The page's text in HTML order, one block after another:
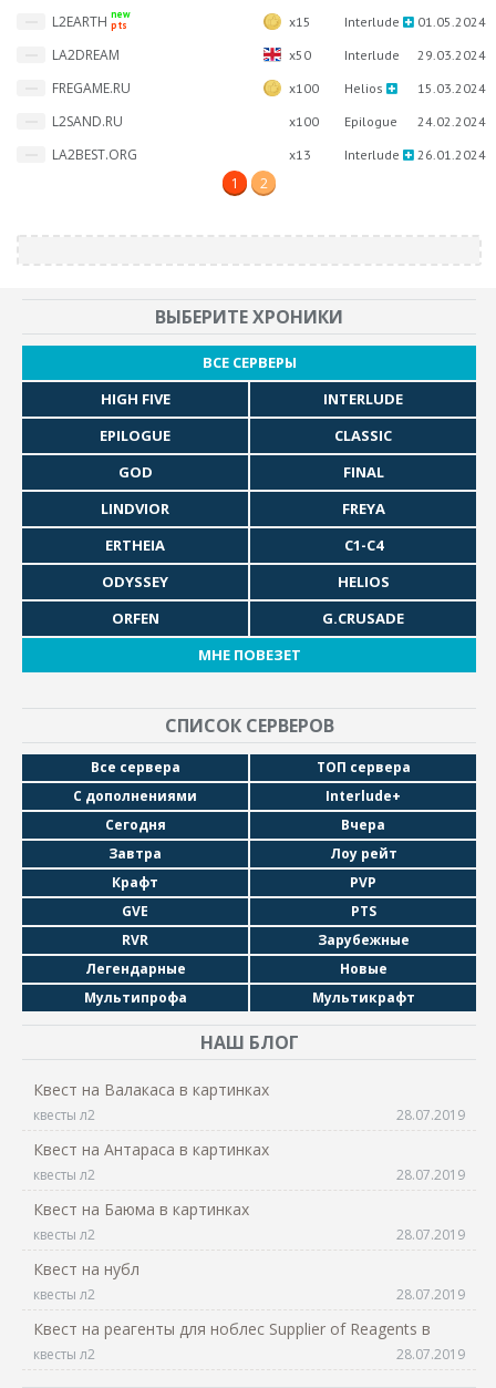
L2EARTH new
pts
x15 Interlude 01.05.2024
LA2DREAM x50 Interlude 29.03.2024
FREGAME.RU x100 Helios 15.03.2024
L2SAND.RU x100 Epilogue 24.02.2024
LA2BEST.ORG x13 Interlude 26.01.2024
1 2
ВЫБЕРИТЕ ХРОНИКИ
ВСЕ СЕРВЕРЫ
HIGH FIVE
INTERLUDE
EPILOGUE
CLASSIC
GOD
FINAL
LINDVIOR
FREYA
ERTHEIA
C1-C4
ODYSSEY
HELIOS
ORFEN
G.CRUSADE
МНЕ ПОВЕЗЕТ
СПИСОК СЕРВЕРОВ
Все сервера
ТОП сервера
С дополнениями
Interlude+
Сегодня
Вчера
Завтра
Лоу рейт
Крафт
PVP
GVE
PTS
RVR
Зарубежные
Легендарные
Новые
Мультипрофа
Мультикрафт
НАШ БЛОГ
Квест на Валакаса в картинках
квесты л2 28.07.2019
Квест на Антараса в картинках
квесты л2 28.07.2019
Квест на Баюма в картинках
квесты л2 28.07.2019
Квест на нубл
квесты л2 28.07.2019
Квест на реагенты для ноблес Supplier of Reagents в
квесты л2 28.07.2019